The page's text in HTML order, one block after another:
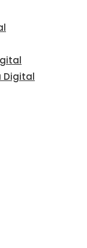
Digital